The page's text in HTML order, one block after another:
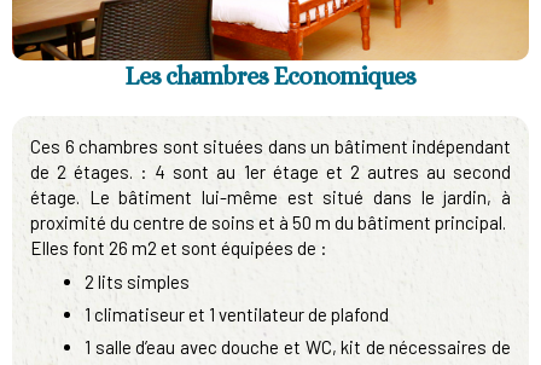
Les chambres Economiques
Ces 6 chambres sont situées dans un bâtiment indépendant
de 2 étages. : 4 sont au 1er étage et 2 autres au second
étage. Le bâtiment lui-même est situé dans le jardin, à
proximité du centre de soins et à 50 m du bâtiment principal.
Elles font 26 m2 et sont équipées de :
2 lits simples
1 climatiseur et 1 ventilateur de plafond
1 salle d’eau avec douche et WC, kit de nécessaires de